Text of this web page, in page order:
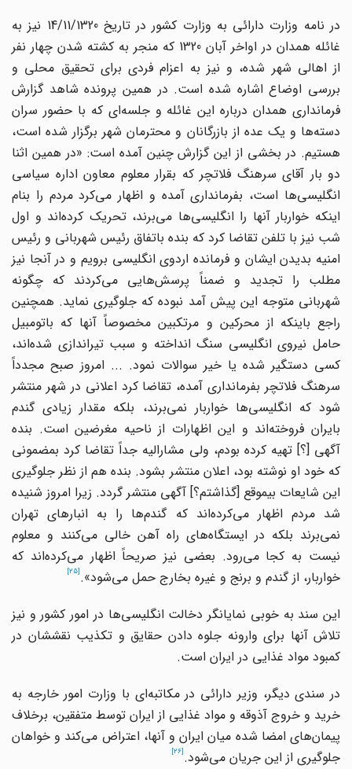
در نامه وزارت دارائی به وزارت کشور در تاریخ 14/11/1320 نیز به
غائله همدان در اواخر آبان 1320 که منجر به کشته شدن چهار نفر
از اهالی شهر شده، و نیز به اعزام فردی برای تحقیق محلی و
بررسی اوضاع اشاره شده است. در همین پرونده شاهد گزارش
فرمانداری همدان درباره این غائله و جلسه‌ای که با حضور سران
دسته‌ها و یک عده از بازرگانان و محترمان شهر برگزار شده است،
هستیم. در بخشی از این گزارش چنین آمده است: «در همین اثنا
دو بار آقای سرهنگ فلاتچر که بقرار معلوم معاون اداره سیاسی
انگلیسی‌ها است، بفرمانداری آمده و اظهار می‌کرد مردم را بنام
اینکه خواربار آنها را انگلیسی‌ها می‌برند، تحریک کرده‌اند و اول
شب نیز با تلفن تقاضا کرد که بنده باتفاق رئیس شهربانی و رئیس
امنیه بدیدن ایشان و فرمانده اردوی انگلیسی برویم و در آنجا نیز
مطلب را تجدید و ضمناً پرسش‌هایی می‌کردند که چگونه
شهربانی متوجه این پیش آمد نبوده که جلوگیری نماید. همچنین
راجع باینکه از محرکین و مرتکبین مخصوصاً آنها که باتومبیل
حامل نیروی انگلیسی سنگ انداخته و سبب تیراندازی شده‌اند،
کسی دستگیر شده یا خیر سوالات نمود. ... امروز صبح مجدداً
سرهنگ فلاتچر بفرمانداری آمده، تقاضا کرد اعلانی در شهر منتشر
شود که انگلیسی‌ها خواربار نمی‌برند، بلکه مقدار زیادی گندم
بایران فروخته‌اند و این اظهارات از ناحیه مغرضین است. بنده
آگهی [؟] تهیه کرده بودم، ولی مشارالیه جداً تقاضا کرد بمضمونی
که خود او نوشته بود، اعلان منتشر بشود. بنده هم از نظر جلوگیری
این شایعات بیموقع [گذاشتم؟] آگهی منتشر گردد. زیرا امروز شنیده
شد مردم اظهار می‌کرده‌اند که گندم‌ها را به انبارهای تهران
نمی‌برند بلکه در ایستگاه‌های راه آهن خالی می‌کنند و معلوم
نیست به کجا می‌رود. بعضی نیز صریحاً اظهار می‌کرده‌اند که
خواربار، از گندم و برنج و غیره بخارج حمل می‌شود».
این سند به خوبی نمایانگر دخالت انگلیسی‌ها در امور کشور و نیز
تلاش آنها برای وارونه جلوه دادن حقایق و تکذیب نقششان در
کمبود مواد غذایی در ایران است.
در سندی دیگر، وزیر دارائی در مکاتبه‌ای با وزارت امور خارجه به
خرید و خروج آذوقه و مواد غذایی از ایران توسط متفقین، برخلاف
پیمان‌های امضا شده میان ایران و آنها، اعتراض می‌کند و خواهان
جلوگیری از این جریان می‌شود.